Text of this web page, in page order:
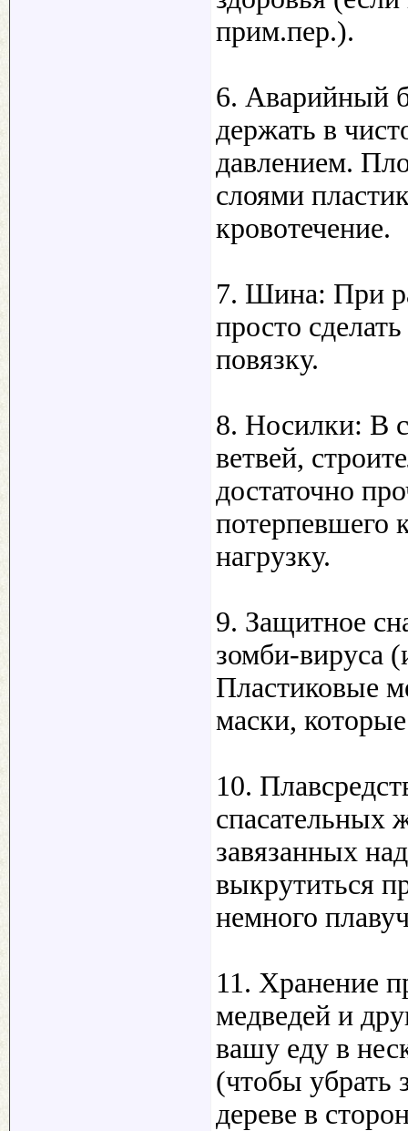
прим.пер.).
6. Аварийный
держать в
давлением.
слоями
кровотечение.
7. Шина: При
просто
повязку.
8. Носилки: В
ветвей,
достаточно
потерпевшего
нагрузку.
9. Защитное
зомби-вируса
Пластиковые
маски,
10.
спасательных
завязанных
выкрутиться
немного
11. Хранение
медведей и
вашу еду в
(чтобы убрать
дереве в